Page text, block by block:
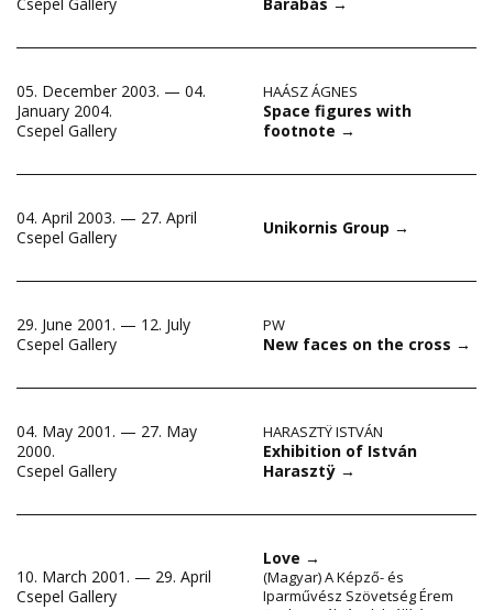
Csepel Gallery
05. December 2003. — 04.
January 2004.
Csepel Gallery
HAÁSZ ÁGNES
Space figures with
footnote →
04. April 2003. — 27. April
Csepel Gallery
Unikornis Group →
29. June 2001. — 12. July
Csepel Gallery
PW
New faces on the cross →
04. May 2001. — 27. May
2000.
Csepel Gallery
HARASZTŸ ISTVÁN
Exhibition of István
Harasztÿ →
10. March 2001. — 29. April
Csepel Gallery
Love →
(Magyar) A Képző- és
Iparművész Szövetség Érem